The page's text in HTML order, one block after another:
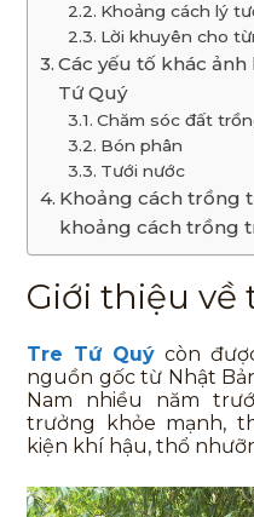
Khoảng cách lý
Lời khuyên cho
Các yếu tố khác
Tứ Quý
Chăm sóc đất
Bón phân
Tưới nước
Khoảng cách trồng
khoảng cách trồng
Giới thiệu về
Tre Tứ Quý còn
nguồn gốc từ Nhật
Nam nhiều năm
trưởng khỏe mạnh,
kiện khí hậu, thổ